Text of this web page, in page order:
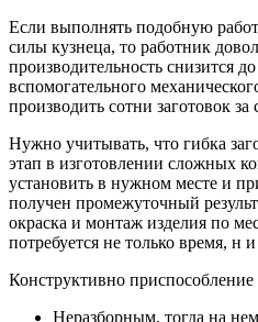
Если выполнять подобную
силы кузнеца, то работник
производительность снизится
вспомогательного
производить сотни заготовок за
Нужно учитывать, что гибка
этап в изготовлении сложных
установить в нужном месте и
получен промежуточный
окраска и монтаж изделия по
потребуется не только время, н
Конструктивно
Неразборным, тогда на